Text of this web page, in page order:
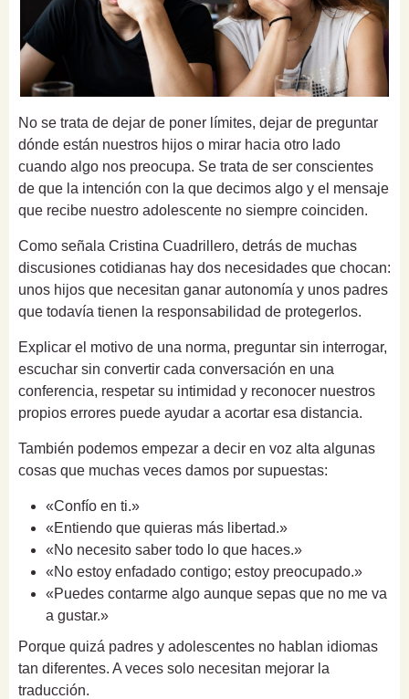
No se trata de dejar de poner límites, dejar de preguntar
dónde están nuestros hijos o mirar hacia otro lado
cuando algo nos preocupa. Se trata de ser conscientes
de que la intención con la que decimos algo y el mensaje
que recibe nuestro adolescente no siempre coinciden.
Como señala Cristina Cuadrillero, detrás de muchas
discusiones cotidianas hay dos necesidades que chocan:
unos hijos que necesitan ganar autonomía y unos padres
que todavía tienen la responsabilidad de protegerlos.
Explicar el motivo de una norma, preguntar sin interrogar,
escuchar sin convertir cada conversación en una
conferencia, respetar su intimidad y reconocer nuestros
propios errores puede ayudar a acortar esa distancia.
También podemos empezar a decir en voz alta algunas
cosas que muchas veces damos por supuestas:
«Confío en ti.»
«Entiendo que quieras más libertad.»
«No necesito saber todo lo que haces.»
«No estoy enfadado contigo; estoy preocupado.»
«Puedes contarme algo aunque sepas que no me va
a gustar.»
Porque quizá padres y adolescentes no hablan idiomas
tan diferentes. A veces solo necesitan mejorar la
traducción.